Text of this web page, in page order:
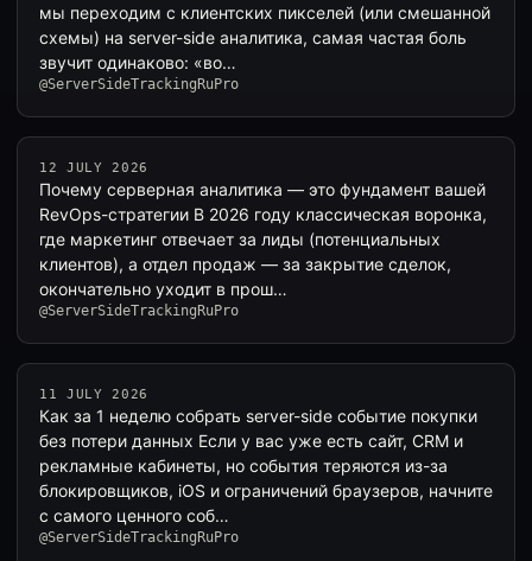
мы переходим с клиентских пикселей (или смешанной
схемы) на server-side аналитика, самая частая боль
звучит одинаково: «во…
@ServerSideTrackingRuPro
12 JULY 2026
Почему серверная аналитика — это фундамент вашей
RevOps-стратегии В 2026 году классическая воронка,
где маркетинг отвечает за лиды (потенциальных
клиентов), а отдел продаж — за закрытие сделок,
окончательно уходит в прош…
@ServerSideTrackingRuPro
11 JULY 2026
Как за 1 неделю собрать server-side событие покупки
без потери данных Если у вас уже есть сайт, CRM и
рекламные кабинеты, но события теряются из-за
блокировщиков, iOS и ограничений браузеров, начните
с самого ценного соб…
@ServerSideTrackingRuPro